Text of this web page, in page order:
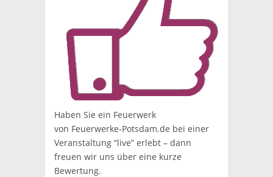
Haben Sie ein Feuerwerk
von Feuerwerke-Potsdam.de bei einer
Veranstaltung “live” erlebt – dann
freuen wir uns über eine kurze
Bewertung.